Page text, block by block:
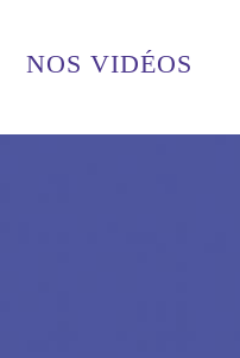
NOS VIDÉOS